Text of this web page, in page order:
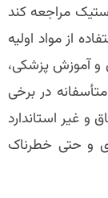
مراجعه کند
از مواد اولیه
و آموزش پزشکی،
در برخی
و غیر استاندارد
و حتی خطرناک